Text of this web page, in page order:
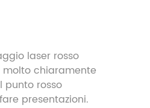
laser rosso
molto chiaramente
punto rosso
presentazioni.